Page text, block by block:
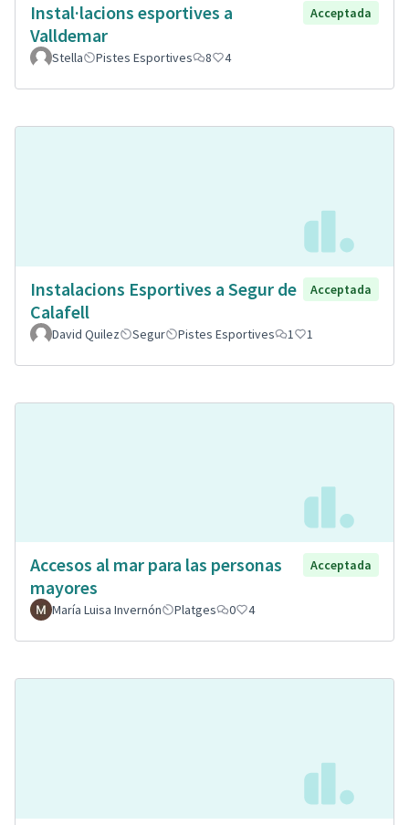
Instal·lacions esportives a
Valldemar
Acceptada
Stella Pistes Esportives 8 4
Instalacions Esportives a Segur de
Calafell
Acceptada
David Quilez Segur Pistes Esportives 1 1
Accesos al mar para las personas
mayores
Acceptada
María Luisa Invernón Platges 0 4